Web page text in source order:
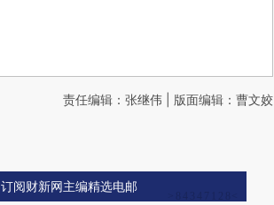
责任编辑：张继伟 | 版面编辑：曹文姣
订阅财新网主编精选电邮